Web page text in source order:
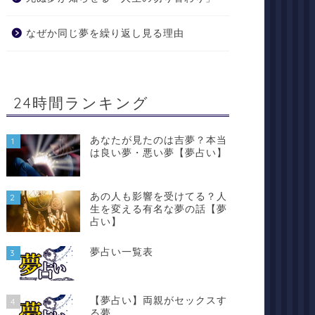
なぜか同じ夢を繰り返し見る理由
24時間ランキング
1
あなたが見たのは吉夢？本当
は良い夢・悪い夢【夢占い】
2
あの人も影響を受けてる？人
生を変える有名な夢の話【夢
占い】
3 夢占い一覧表
4
【夢占い】両親がセックスす